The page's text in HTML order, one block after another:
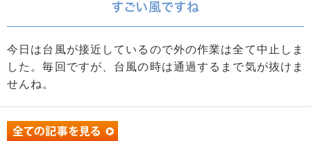
すごい風ですね
今日は台風が接近しているので外の作業は全て中止しま
した。毎回ですが、台風の時は通過するまで気が抜けま
せんね。